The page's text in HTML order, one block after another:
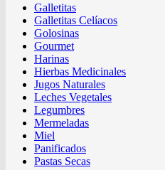
Galletitas
Galletitas Celíacos
Golosinas
Gourmet
Harinas
Hierbas Medicinales
Jugos Naturales
Leches Vegetales
Legumbres
Mermeladas
Miel
Panificados
Pastas Secas